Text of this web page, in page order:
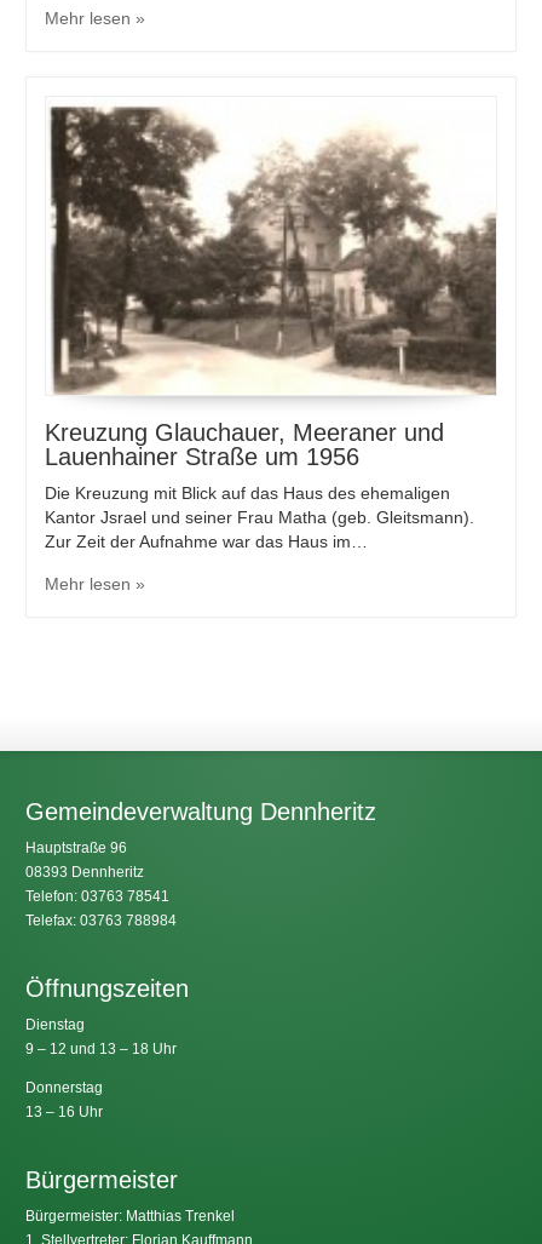
Mehr lesen »
Kreuzung Glauchauer, Meeraner und
Lauenhainer Straße um 1956
Die Kreuzung mit Blick auf das Haus des ehemaligen
Kantor Jsrael und seiner Frau Matha (geb. Gleitsmann).
Zur Zeit der Aufnahme war das Haus im…
Mehr lesen »
Gemeindeverwaltung Dennheritz
Hauptstraße 96
08393 Dennheritz
Telefon: 03763 78541
Telefax: 03763 788984
Öffnungszeiten
Dienstag
9 – 12 und 13 – 18 Uhr
Donnerstag
13 – 16 Uhr
Bürgermeister
Bürgermeister: Matthias Trenkel
1. Stellvertreter: Florian Kauffmann